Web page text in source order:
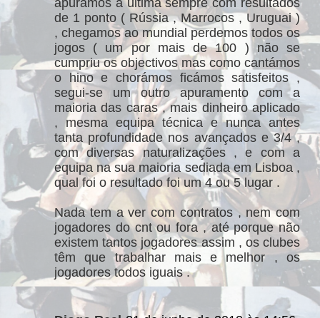
de 1 ponto ( Rússia , Marrocos , Uruguai )
, chegamos ao mundial perdemos todos os
jogos ( um por mais de 100 ) não se
cumpriu os objectivos mas como cantámos
o hino e chorámos ficámos satisfeitos ,
segui-se um outro apuramento com a
maioria das caras , mais dinheiro aplicado
, mesma equipa técnica e nunca antes
tanta profundidade nos avançados e 3/4 ,
com diversas naturalizações , e com a
equipa na sua maioria sediada em Lisboa ,
qual foi o resultado foi um 4 ou 5 lugar .
Nada tem a ver com contratos , nem com
jogadores do cnt ou fora , até porque não
existem tantos jogadores assim , os clubes
têm que trabalhar mais e melhor , os
jogadores todos iguais .